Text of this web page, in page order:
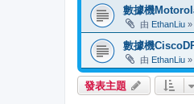
數據機
由 EthanLiu »
數據機
由 EthanLiu »
發表主題